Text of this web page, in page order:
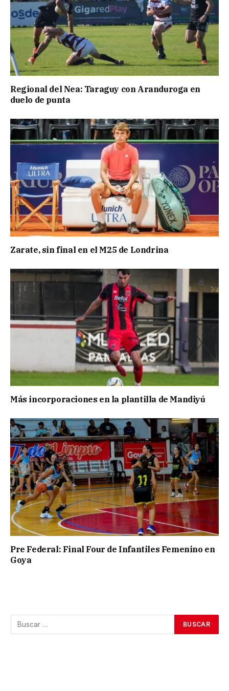
Regional del Nea: Taraguy con Aranduroga en
duelo de punta
Zarate, sin final en el M25 de Londrina
Más incorporaciones en la plantilla de Mandiyú
Pre Federal: Final Four de Infantiles Femenino en
Goya